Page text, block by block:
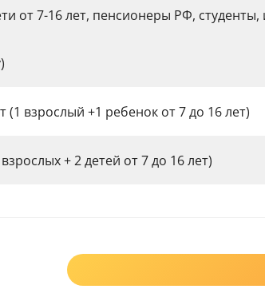
от 7-16 лет, пенсионеры РФ,
(1 взрослый +1 ребенок от 7 до 16 лет)
+ 2 детей от 7 до 16 лет)